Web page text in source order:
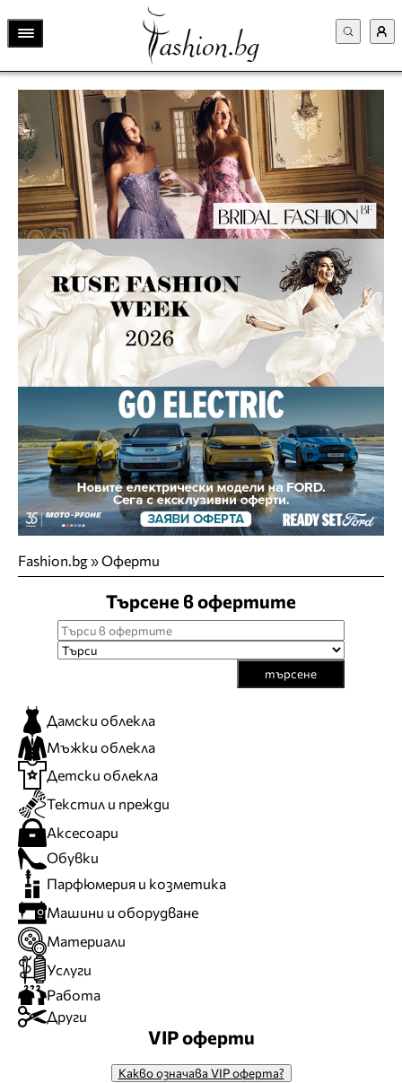
Fashion.bg»Оферти
Търсене в офертите
търсене
Дамски облекла
Мъжки облекла
Детски облекла
Текстил и прежди
Аксесоари
Обувки
Парфюмерия и козметика
Машини и оборудване
Материали
Услуги
Работа
Други
VIP оферти
Какво означава VIP оферта?